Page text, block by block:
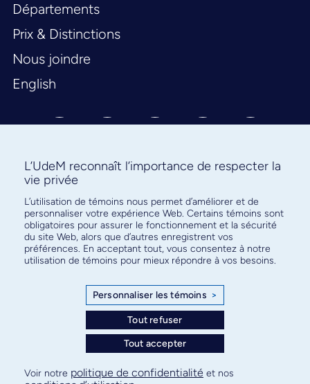
Départements
Prix & Distinctions
Nous joindre
English
Abonnez-vous à notre infolettre
pour connaître l’actualité facultaire
L’UdeM reconnaît l’importance de respecter la
vie privée
L’utilisation de témoins nous permet d’améliorer et de
personnaliser votre expérience Web. Certains témoins sont
obligatoires pour assurer le fonctionnement et la sécurité
du site Web, alors que d’autres enregistrent vos
préférences. En acceptant tout, vous consentez à notre
utilisation de témoins pour mieux répondre à vos besoins.
Personnaliser les témoins >
Tout refuser
Tout accepter
Voir notre politique de confidentialité et nos